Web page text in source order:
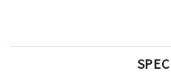
SPEC